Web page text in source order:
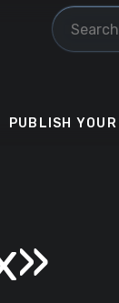
PUBLISH YOUR